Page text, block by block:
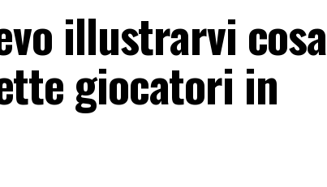
illustrarvi cosa
giocatori in